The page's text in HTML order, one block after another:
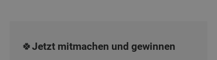
🍀Jetzt mitmachen und gewinnen